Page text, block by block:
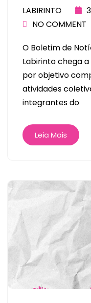
LABIRINTO
NO COMMENT
O Boletim de
Labirinto chega
por objetivo
atividades
integrantes do
Leia Mais